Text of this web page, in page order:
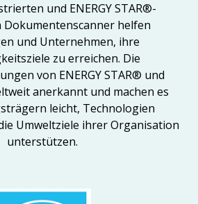
und ENERGY STAR®-
helfen
und Unternehmen, ihre
zu erreichen. Die
von ENERGY STAR® und
anerkannt und machen es
leicht, Technologien
Umweltziele ihrer Organisation
unterstützen.